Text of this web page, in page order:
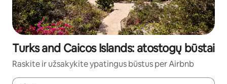
Turks and Caicos Islands: atostogų būstai
Raskite ir užsakykite ypatingus būstus per Airbnb